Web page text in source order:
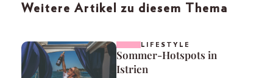
Weitere Artikel zu diesem Thema
LIFESTYLE
Sommer-Hotspots in
Istrien